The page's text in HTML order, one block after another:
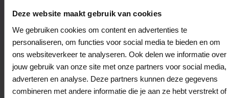
Deze website maakt gebruik van cookies
We gebruiken cookies om content en advertenties te
personaliseren, om functies voor social media te bieden en om
ons websiteverkeer te analyseren. Ook delen we informatie over
jouw gebruik van onze site met onze partners voor social media,
adverteren en analyse. Deze partners kunnen deze gegevens
combineren met andere informatie die je aan ze hebt verstrekt of
Attirance
Dillenburgstraat 5
4835EA Breda